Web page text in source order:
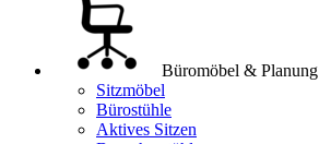
Büromöbel & Planung
Sitzmöbel
Bürostühle
Aktives Sitzen